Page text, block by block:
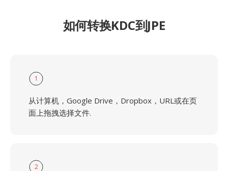
如何转换KDC到JPE
1
从计算机，Google Drive，Dropbox，URL或在页
面上拖拽选择文件.
2